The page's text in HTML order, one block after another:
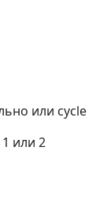
или cycle
или 2